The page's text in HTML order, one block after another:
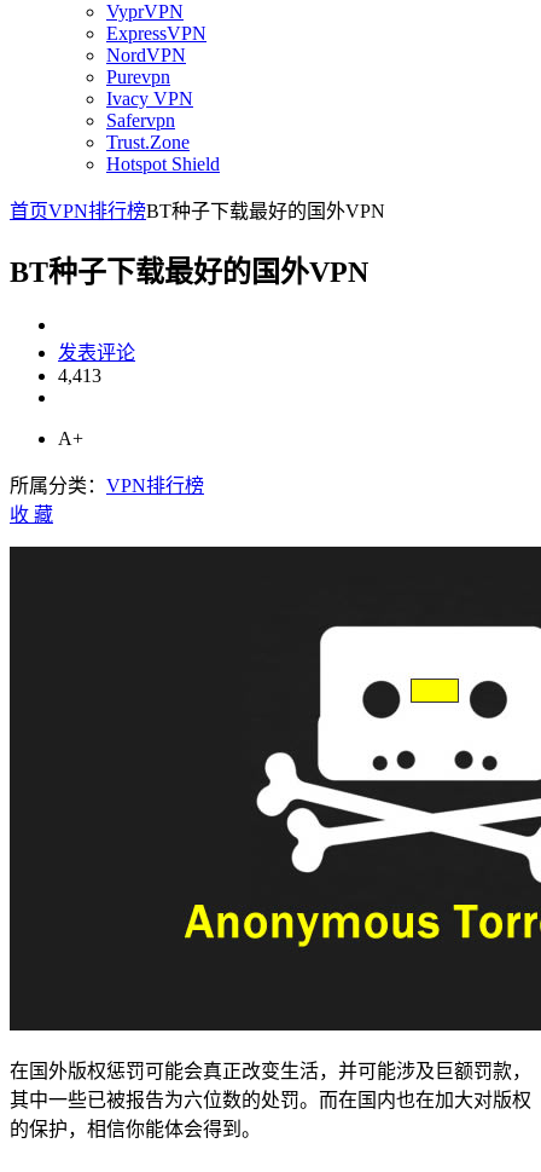
VyprVPN
ExpressVPN
NordVPN
Purevpn
Ivacy VPN
Safervpn
Trust.Zone
Hotspot Shield
首页VPN排行榜BT种子下载最好的国外VPN
BT种子下载最好的国外VPN
发表评论
4,413
A+
所属分类： VPN排行榜
收 藏
在国外版权惩罚可能会真正改变生活，并可能涉及巨额罚款，
其中一些已被报告为六位数的处罚。而在国内也在加大对版权
的保护，相信你能体会得到。